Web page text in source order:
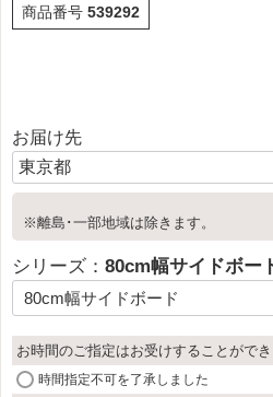
商品番号 539292
お届け先
※離島･一部地域は除きます。
シリーズ： 80cm幅サイドボー
お時間のご指定はお受けすることができ
時間指定不可を了承しました